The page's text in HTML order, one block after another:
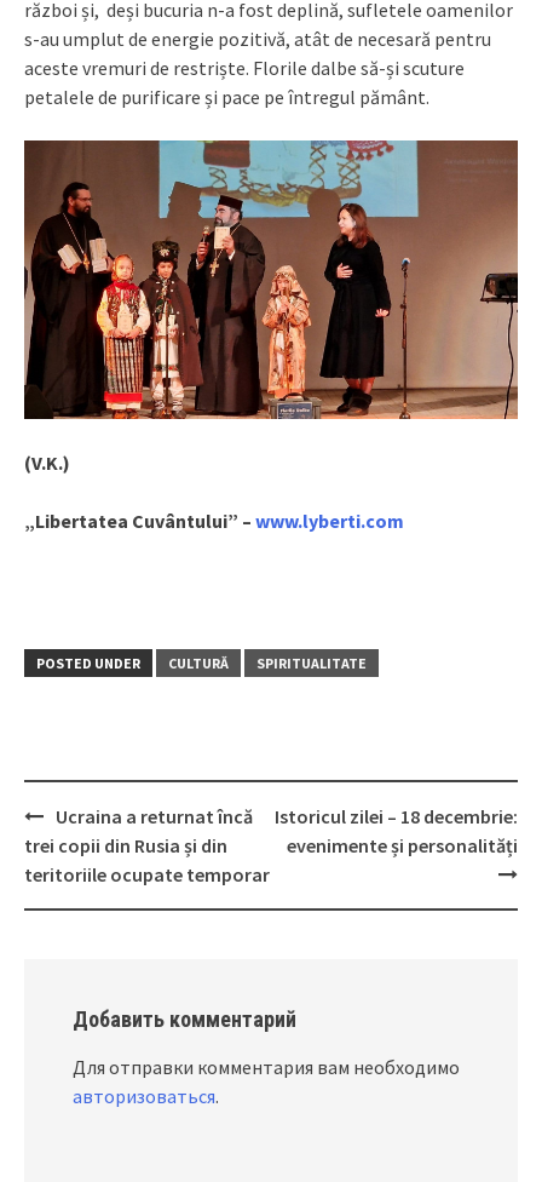
război și, deși bucuria n-a fost deplină, sufletele oamenilor
s-au umplut de energie pozitivă, atât de necesară pentru
aceste vremuri de restriște. Florile dalbe să-și scuture
petalele de purificare și pace pe întregul pământ.
(V.K.)
„Libertatea Cuvântului” – www.lyberti.com
POSTED UNDER CULTURĂ SPIRITUALITATE
Post
navigation
Ucraina a returnat încă
trei copii din Rusia și din
teritoriile ocupate temporar
Istoricul zilei – 18 decembrie:
evenimente și personalități
Добавить комментарий
Для отправки комментария вам необходимо
авторизоваться.